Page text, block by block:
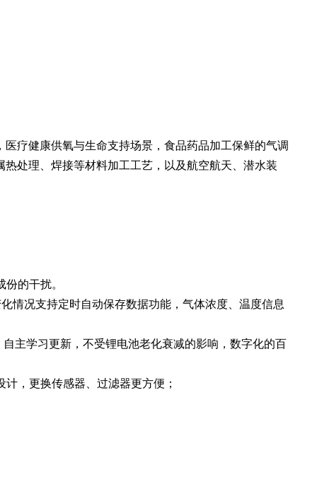
疗健康供氧与生命支持场景，食品药品加工保鲜的气调
处理、焊接等材料加工工艺，以及航空航天、潜水装
的干扰。
情况支持定时自动保存数据功能，气体浓度、温度信息
主学习更新，不受锂电池老化衰减的影响，数字化的百
，更换传感器、过滤器更方便；